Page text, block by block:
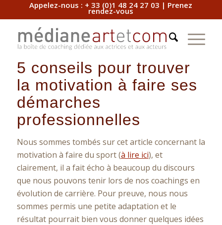
Appelez-nous : + 33 (0)1 48 24 27 03 | Prenez
rendez-vous
5 conseils pour trouver
la motivation à faire ses
démarches
professionnelles
Nous sommes tombés sur cet article concernant la
motivation à faire du sport (à lire ici), et
clairement, il a fait écho à beaucoup du discours
que nous pouvons tenir lors de nos coachings en
évolution de carrière. Pour preuve, nous nous
sommes permis une petite adaptation et le
résultat pourrait bien vous donner quelques idées